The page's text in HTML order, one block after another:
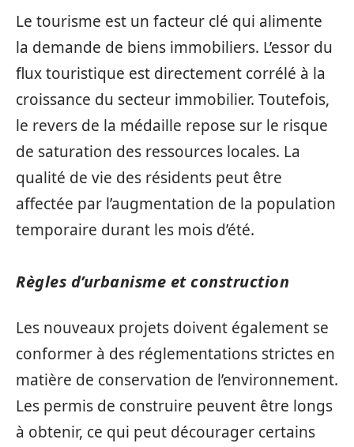
Le tourisme est un facteur clé qui alimente
la demande de biens immobiliers. L’essor du
flux touristique est directement corrélé à la
croissance du secteur immobilier. Toutefois,
le revers de la médaille repose sur le risque
de saturation des ressources locales. La
qualité de vie des résidents peut être
affectée par l’augmentation de la population
temporaire durant les mois d’été.
Règles d’urbanisme et construction
Les nouveaux projets doivent également se
conformer à des réglementations strictes en
matière de conservation de l’environnement.
Les permis de construire peuvent être longs
à obtenir, ce qui peut décourager certains